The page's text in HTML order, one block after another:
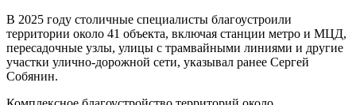
В 2025 году столичные специалисты благоустроили
территории около 41 объекта, включая станции метро и МЦД,
пересадочные узлы, улицы с трамвайными линиями и другие
участки улично-дорожной сети, указывал ранее Сергей
Собянин.